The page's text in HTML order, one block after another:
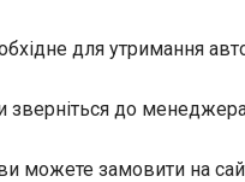
для утримання
до
можете замовити на